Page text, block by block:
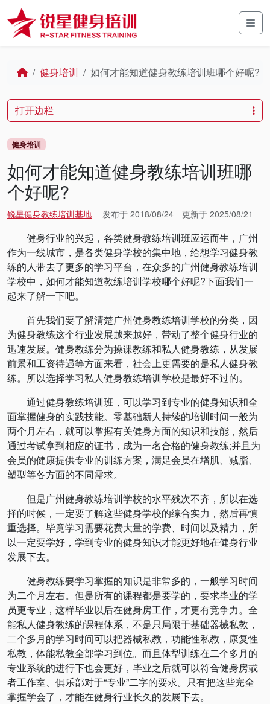
Skip to content
Skip to footer
Home健身培训 如何才能知道健身教练培训班哪个好呢?
健身培训
如何才能知道健身教练培训班哪
个好呢?
锐星健身教练培训基地 发布于 2018/08/24 更新于 2025/08/21
健身行业的兴起，各类健身教练培训班应运而生，广州
作为一线城市，是各类健身学校的集中地，给想学习健身教
练的人带去了更多的学习平台，在众多的广州健身教练培训
学校中，如何才能知道教练培训学校哪个好呢?下面我们一
起来了解一下吧。
首先我们要了解清楚广州健身教练培训学校的分类，因
为健身教练这个行业发展越来越好，带动了整个健身行业的
迅速发展。健身教练分为操课教练和私人健身教练，从发展
前景和工资待遇等方面来看，社会上更需要的是私人健身教
练。所以选择学习私人健身教练培训学校是最好不过的。
通过健身教练培训班，可以学习到专业的健身知识和全
面掌握健身的实践技能。零基础新人持续的培训时间一般为
两个月左右，就可以掌握有关健身方面的知识和技能，然后
通过考试拿到相应的证书，成为一名合格的健身教练;并且为
会员的健康提供专业的训练方案，满足会员在增肌、减脂、
塑型等各方面的不同需求。
但是广州健身教练培训学校的水平残次不齐，所以在选
择的时候，一定要了解这些健身学校的综合实力，然后再慎
重选择。毕竟学习需要花费大量的学费、时间以及精力，所
以一定要学好，学到专业的健身知识才能更好地在健身行业
发展下去。
健身教练要学习掌握的知识是非常多的，一般学习时间
为二个月左右。但是所有的课程都是要学的，要求毕业的学
员更专业，这样毕业以后在健身房工作，才更有竞争力。全
能私人健身教练的课程体系，不是只局限于基础器械私教，
二个多月的学习时间可以把器械私教，功能性私教，康复性
私教，体能私教全部学习到位。而且体型训练在二个多月的
专业系统的进行下也会更好，毕业之后就可以符合健身房或
者工作室、俱乐部对于“专业”二字的要求。只有把这些完全
掌握学会了，才能在健身行业长久的发展下去。
打开边栏